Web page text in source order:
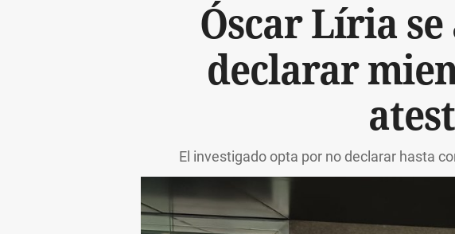
Óscar Líria se
declarar
El investigado opta por no declarar hasta